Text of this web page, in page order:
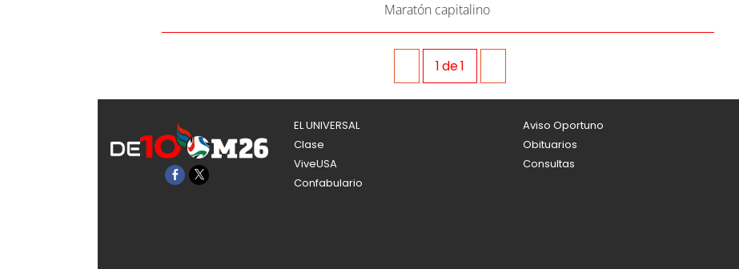
Maratón capitalino
1de1
EL UNIVERSAL
Clase
ViveUSA
Confabulario
Aviso Oportuno
Obituarios
Consultas